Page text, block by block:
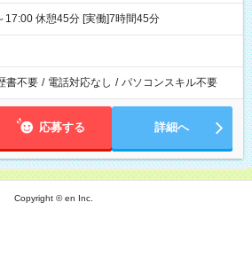
17:00 休憩45分 [実働]7時間45分
書不要 / 電話対応なし / パソコンスキル不要
応募する 詳細へ
Copyright © en Inc.